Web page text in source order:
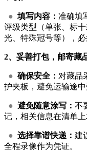
● 填写内容： 准确填
评级类型（单张、标
光、特殊冠号等），
2、妥善打包，邮寄藏
● 确保安全： 对藏品
护夹板，避免运输途中
● 避免随意涂写： 不
记，相关信息在清单上
● 选择靠谱快递： 建
全程录像作为凭证。